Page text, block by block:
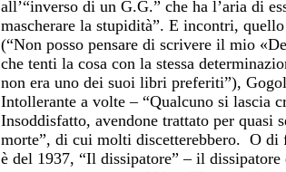
all’“inverso di un G.G.” che ha l’aria di
mascherare la stupidità”. E incontri,
(“Non posso pensare di scrivere il mio
che tenti la cosa con la stessa
non era uno dei suoi libri preferiti”),
Intollerante a volte – “Qualcuno si lascia
Insoddisfatto, avendone trattato per quasi
morte”, di cui molti discetterebbero. O di
è del 1937, “Il dissipatore” – il